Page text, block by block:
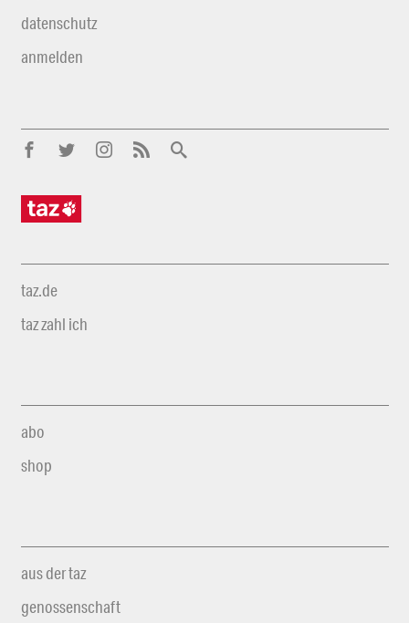
datenschutz
anmelden
taz.de
taz zahl ich
abo
shop
aus der taz
genossenschaft